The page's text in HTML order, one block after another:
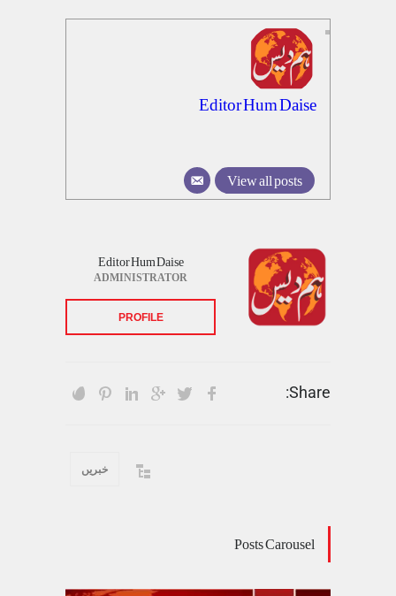
Editor Hum Daise
View all posts
Editor Hum Daise
ADMINISTRATOR
PROFILE
Share:
خبریں
Posts Carousel